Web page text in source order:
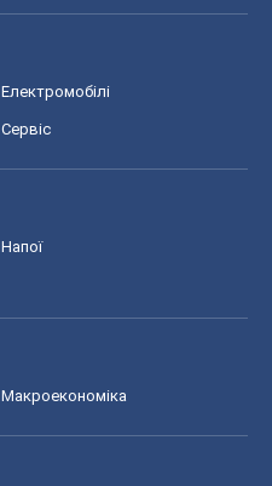
Електромобілі
Сервіс
Напої
Макроекономіка